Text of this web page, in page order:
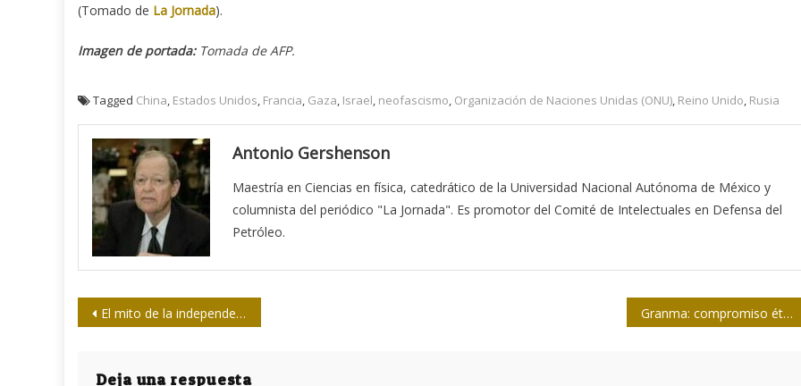
(Tomado de La Jornada).
Imagen de portada:Tomada de AFP.
Tagged China, Estados Unidos, Francia, Gaza, Israel, neofascismo, Organización de Naciones Unidas (ONU), Reino Unido, Rusia
Antonio Gershenson
Maestría en Ciencias en física, catedrático de la Universidad Nacional Autónoma de México y
columnista del periódico "La Jornada". Es promotor del Comité de Intelectuales en Defensa del
Petróleo.
Navegación
El mito de la independencia de los bancos centrales Granma: compromiso ético y profesional
Deja una respuesta